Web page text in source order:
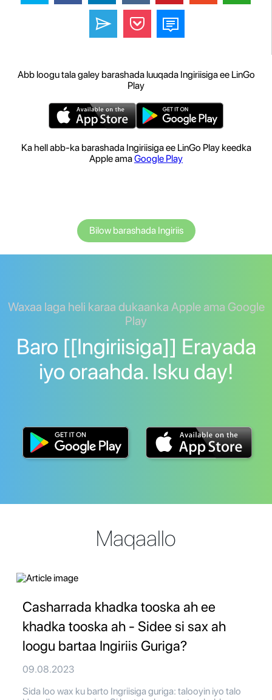
Abb loogu tala galey barashada luuqada Ingiriisiga ee LinGo
Play
Ka hell abb-ka barashada Ingiriisiga ee LinGo Play keedka
Apple amaGoogle Play
Bilow barashada Ingiriis
Waxaa laga heli karaa dukaanka Apple ama Google
Play
Baro [[Ingiriisiga]] Erayada
iyo oraahda. Isku day!
Maqaallo
Casharrada khadka tooska ah ee
khadka tooska ah - Sidee si sax ah
loogu bartaa Ingiriis Guriga?
09.08.2023
Sida loo wax ku barto Ingriisiga guriga: talooyin iyo talo